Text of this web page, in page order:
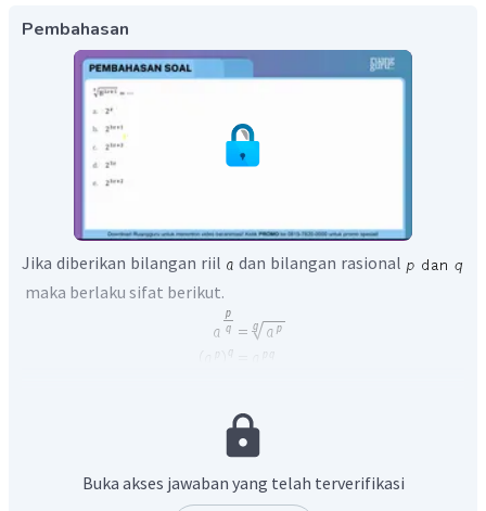
Pembahasan
Jika diberikan bilangan riil
dan bilangan rasional
maka berlaku sifat berikut.
Buka akses jawaban yang telah terverifikasi